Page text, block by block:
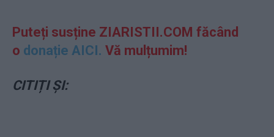
Puteți susține ZIARISTII.COM făcând
o donație AICI. Vă mulțumim!
CITIȚI ȘI: